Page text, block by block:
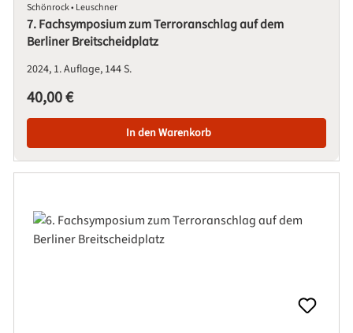
Schönrock • Leuschner
7. Fachsymposium zum Terroranschlag auf dem
Berliner Breitscheidplatz
2024 1. Auflage 144 S.
Regulärer Preis:
40,00 €
In den Warenkorb